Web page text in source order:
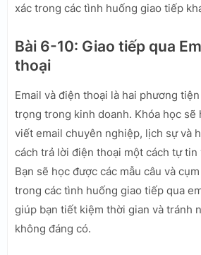
xác trong các tình huống giao tiếp
Bài 6-10: Giao tiếp qua
thoại
Email và điện thoại là hai phương
trọng trong kinh doanh. Khóa học sẽ
viết email chuyên nghiệp, lịch sự và
cách trả lời điện thoại một cách tự tin
Bạn sẽ học được các mẫu câu và
trong các tình huống giao tiếp qua
giúp bạn tiết kiệm thời gian và tránh
không đáng có.